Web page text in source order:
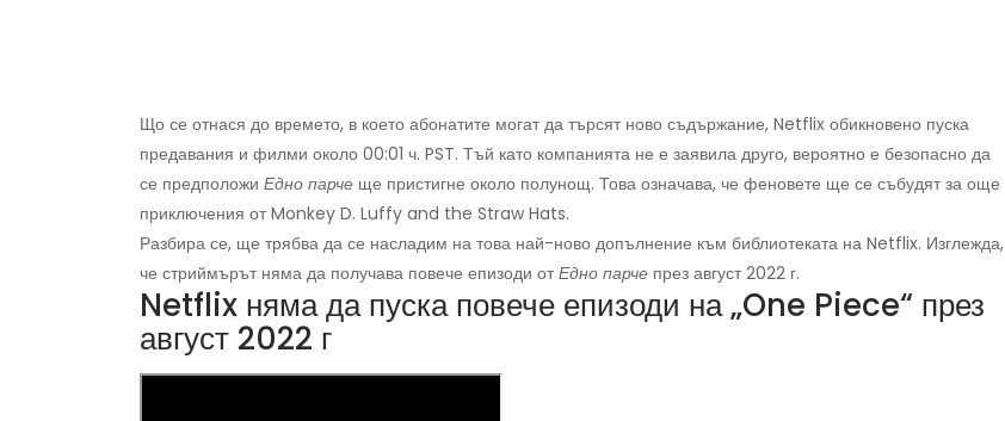
Що се отнася до времето, в което абонатите могат да търсят ново съдържание, Netflix обикновено пуска
предавания и филми около 00:01 ч. PST. Тъй като компанията не е заявила друго, вероятно е безопасно да
се предположи Едно парче ще пристигне около полунощ. Това означава, че феновете ще се събудят за още
приключения от Monkey D. Luffy and the Straw Hats.
Разбира се, ще трябва да се насладим на това най-ново допълнение към библиотеката на Netflix. Изглежда,
че стриймърът няма да получава повече епизоди отЕдно парче през август 2022 г.
Netflix няма да пуска повече епизоди на „One Piece“ през
август 2022 г